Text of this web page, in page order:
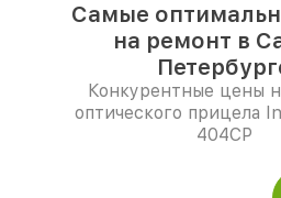
Самые
на ремонт в
Конкурентные цены
оптического прицела
404CP